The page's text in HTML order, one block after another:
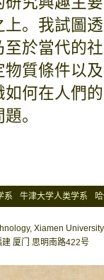
上。我試圖
至於當代的
物質條件以
如何在人們
。
系 牛津大学人类学系
Xiamen
厦门 思明南路422号